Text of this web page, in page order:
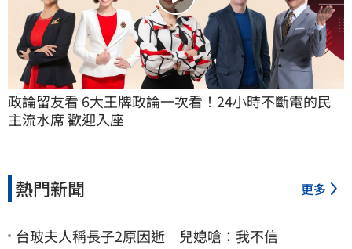
政論留友看 6大王牌政論一次看！24小時不斷電的民
主流水席 歡迎入座
熱門新聞 更多
台玻夫人稱長子2原因逝 兒媳嗆：我不信